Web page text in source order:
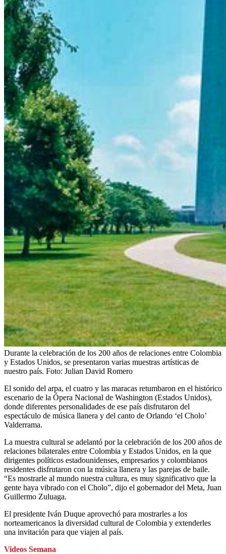
Durante la celebración de los 200 años de relaciones entre Colombia
y Estados Unidos, se presentaron varias muestras artísticas de
nuestro país. Foto: Julian David Romero
El sonido del arpa, el cuatro y las maracas retumbaron en el histórico
escenario de la Ópera Nacional de Washington (Estados Unidos),
donde diferentes personalidades de ese país disfrutaron del
espectáculo de música llanera y del canto de Orlando ‘el Cholo’
Valderrama.
La muestra cultural se adelantó por la celebración de los 200 años de
relaciones bilaterales entre Colombia y Estados Unidos, en la que
dirigentes políticos estadounidenses, empresarios y colombianos
residentes disfrutaron con la música llanera y las parejas de baile.
“Es mostrarle al mundo nuestra cultura, es muy significativo que la
gente haya vibrado con el Cholo”, dijo el gobernador del Meta, Juan
Guillermo Zuluaga.
El presidente Iván Duque aprovechó para mostrarles a los
norteamericanos la diversidad cultural de Colombia y extenderles
una invitación para que viajen al país.
Videos Semana